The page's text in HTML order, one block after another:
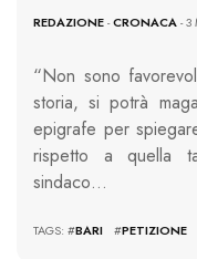
REDAZIONE-CRONACA- 3
“Non sono
storia, si potrà
epigrafe per
rispetto a quella
sindaco…
TAGS: #BARI #PETIZIONE